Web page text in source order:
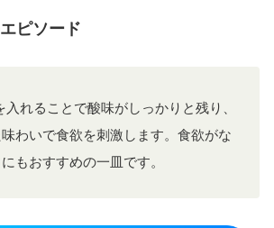
ピソード
入れることで酸味がしっかりと残り、
わいで食欲を刺激します。食欲がな
もおすすめの一皿です。